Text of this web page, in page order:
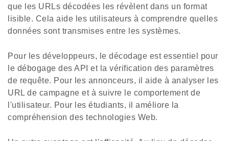
que les URLs décodées les révèlent dans un format
lisible. Cela aide les utilisateurs à comprendre quelles
données sont transmises entre les systèmes.
Pour les développeurs, le décodage est essentiel pour
le débogage des API et la vérification des paramètres
de requête. Pour les annonceurs, il aide à analyser les
URL de campagne et à suivre le comportement de
l'utilisateur. Pour les étudiants, il améliore la
compréhension des technologies Web.